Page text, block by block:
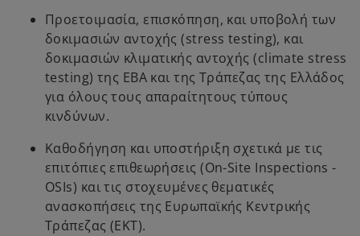
Προετοιμασία, επισκόπηση, και υποβολή των
δοκιμασιών αντοχής (stress testing), και
δοκιμασιών κλιματικής αντοχής (climate stress
testing) της ΕBA και της Τράπεζας της Ελλάδος
για όλους τους απαραίτητους τύπους
κινδύνων.
Καθοδήγηση και υποστήριξη σχετικά με τις
επιτόπιες επιθεωρήσεις (On-Site Inspections -
OSIs) και τις στοχευμένες θεματικές
ανασκοπήσεις της Ευρωπαϊκής Κεντρικής
Τράπεζας (ΕΚΤ).